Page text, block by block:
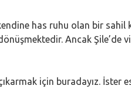
has ruhu olan bir
Ancak
için buradayız. İster